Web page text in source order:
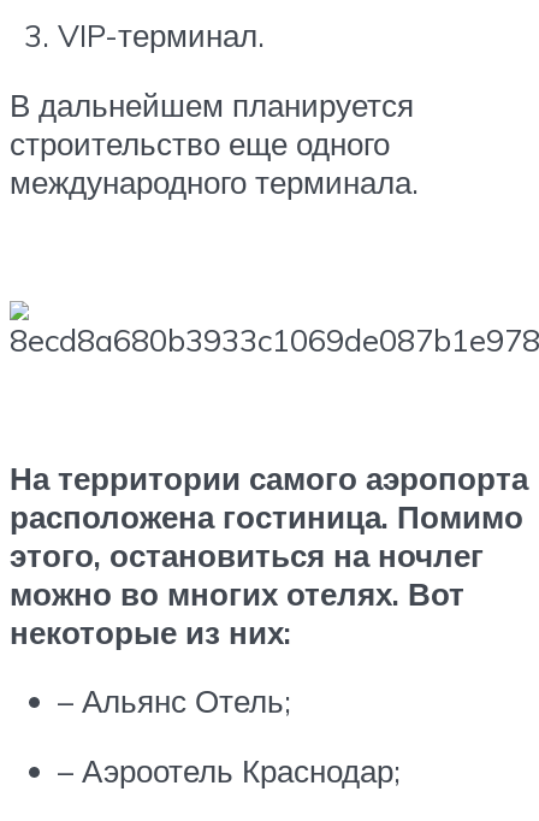
VIP-терминал.
В дальнейшем планируется
строительство еще одного
международного терминала.
На территории самого аэропорта
расположена гостиница. Помимо
этого, остановиться на ночлег
можно во многих отелях. Вот
некоторые из них:
– Альянс Отель;
– Аэроотель Краснодар;